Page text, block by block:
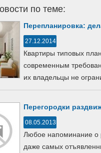
по теме:
Перепланировка:
27.12.2014
Квартиры типовых
современным
их владельцы не
Перегородки
08.05.2013
Любое напоминание о
даже самых